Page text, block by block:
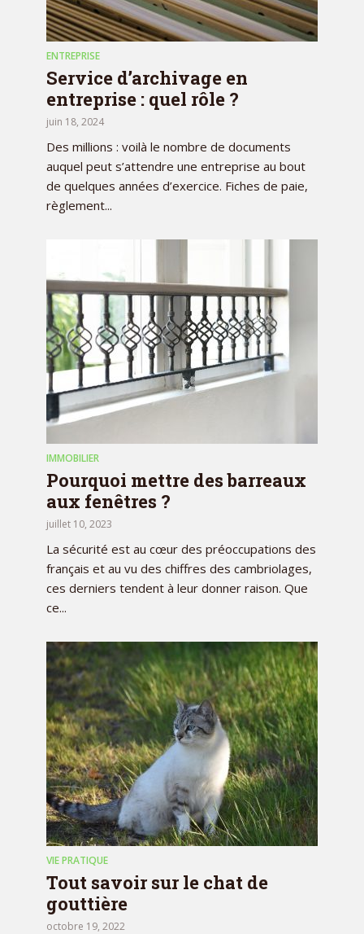
ENTREPRISE
Service d’archivage en
entreprise : quel rôle ?
juin 18, 2024
Des millions : voilà le nombre de documents
auquel peut s’attendre une entreprise au bout
de quelques années d’exercice. Fiches de paie,
règlement...
IMMOBILIER
Pourquoi mettre des barreaux
aux fenêtres ?
juillet 10, 2023
La sécurité est au cœur des préoccupations des
français et au vu des chiffres des cambriolages,
ces derniers tendent à leur donner raison. Que
ce...
VIE PRATIQUE
Tout savoir sur le chat de
gouttière
octobre 19, 2022